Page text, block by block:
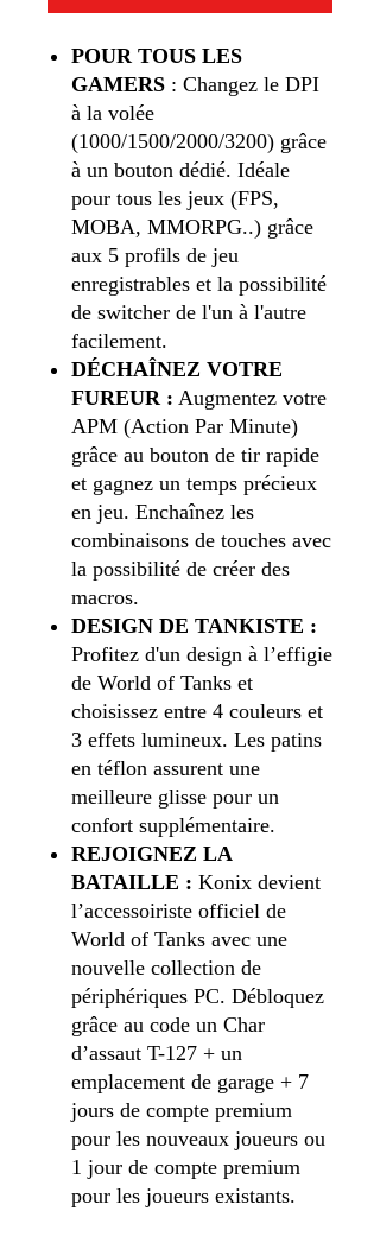
POUR TOUS LES
GAMERS : Changez le DPI
à la volée
(1000/1500/2000/3200) grâce
à un bouton dédié. Idéale
pour tous les jeux (FPS,
MOBA, MMORPG..) grâce
aux 5 profils de jeu
enregistrables et la possibilité
de switcher de l'un à l'autre
facilement.
DÉCHAÎNEZ VOTRE
FUREUR : Augmentez votre
APM (Action Par Minute)
grâce au bouton de tir rapide
et gagnez un temps précieux
en jeu. Enchaînez les
combinaisons de touches avec
la possibilité de créer des
macros.
DESIGN DE TANKISTE :
Profitez d'un design à l’effigie
de World of Tanks et
choisissez entre 4 couleurs et
3 effets lumineux. Les patins
en téflon assurent une
meilleure glisse pour un
confort supplémentaire.
REJOIGNEZ LA
BATAILLE : Konix devient
l’accessoiriste officiel de
World of Tanks avec une
nouvelle collection de
périphériques PC. Débloquez
grâce au code un Char
d’assaut T-127 + un
emplacement de garage + 7
jours de compte premium
pour les nouveaux joueurs ou
1 jour de compte premium
pour les joueurs existants.